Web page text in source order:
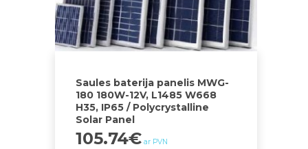
Saules baterija panelis MWG-
180 180W-12V, L1485 W668
H35, IP65 / Polycrystalline
Solar Panel
105.74€ ar PVN